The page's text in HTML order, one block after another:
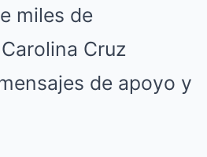
miles de
Cruz
de apoyo y